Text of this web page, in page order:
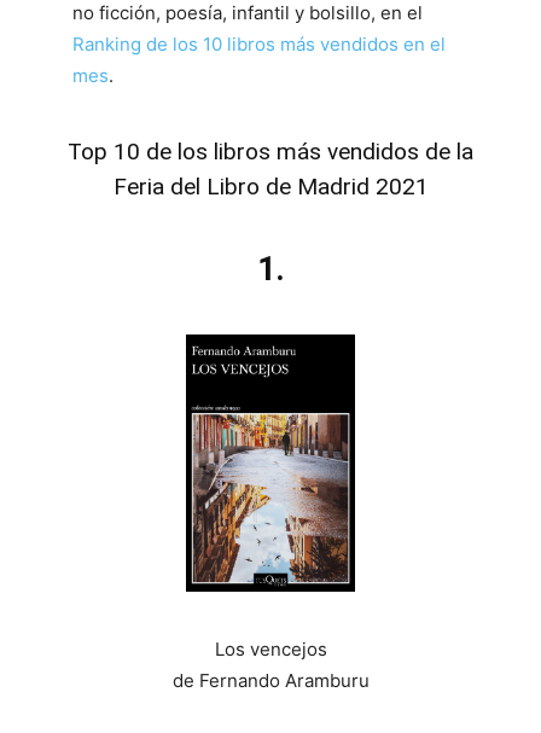
no ficción, poesía, infantil y bolsillo, en el
Ranking de los 10 libros más vendidos en el
mes.
Top 10 de los libros más vendidos de la
Feria del Libro de Madrid 2021
1.
Los vencejos
de Fernando Aramburu